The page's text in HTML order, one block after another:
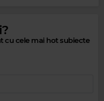
KINOBE HEARTSTRING
cu cele mai hot subiecte